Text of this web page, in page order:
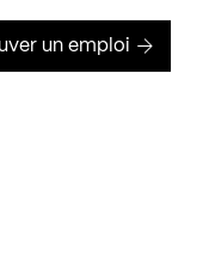
de Kollectif
de Kollectif
de Kollectif
un emploi